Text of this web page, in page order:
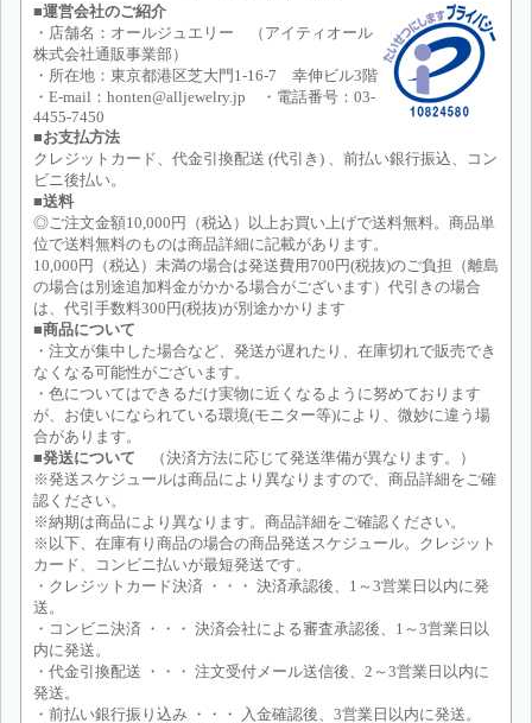
■運営会社のご紹介
・店舗名：オールジュエリー （アイティオール
株式会社通販事業部）
・所在地：東京都港区芝大門1-16-7 幸伸ビル3階
・E-mail：honten@alljewelry.jp ・電話番号：03-
4455-7450
■お支払方法
クレジットカード、代金引換配送 (代引き) 、前払い銀行振込、コン
ビニ後払い。
■送料
◎ご注文金額10,000円（税込）以上お買い上げで送料無料。商品単
位で送料無料のものは商品詳細に記載があります。
10,000円（税込）未満の場合は発送費用700円(税抜)のご負担（離島
の場合は別途追加料金がかかる場合がございます）代引きの場合
は、代引手数料300円(税抜)が別途かかります
■商品について
・注文が集中した場合など、発送が遅れたり、在庫切れで販売でき
なくなる可能性がございます。
・色についてはできるだけ実物に近くなるように努めております
が、お使いになられている環境(モニター等)により、微妙に違う場
合があります。
■発送について （決済方法に応じて発送準備が異なります。）
※発送スケジュールは商品により異なりますので、商品詳細をご確
認ください。
※納期は商品により異なります。商品詳細をご確認ください。
※以下、在庫有り商品の場合の商品発送スケジュール。クレジット
カード、コンビニ払いが最短発送です。
・クレジットカード決済 ・・・ 決済承認後、1～3営業日以内に発
送。
・コンビニ決済 ・・・ 決済会社による審査承認後、1～3営業日以
内に発送。
・代金引換配送 ・・・ 注文受付メール送信後、2～3営業日以内に
発送。
・前払い銀行振り込み ・・・ 入金確認後、3営業日以内に発送。